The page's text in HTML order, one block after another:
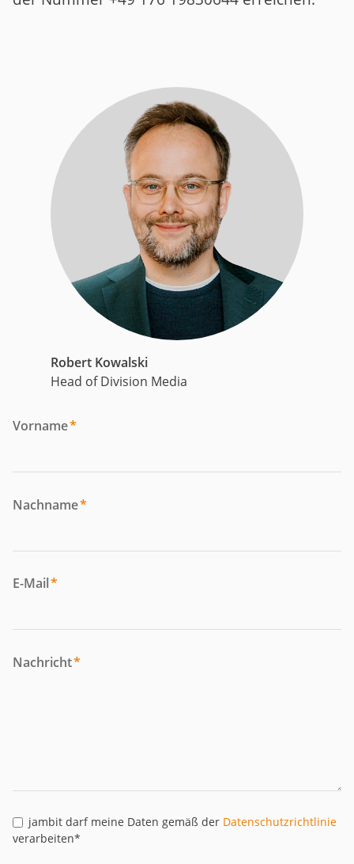
Robert Kowalski
Head of Division Media
Vorname*
Nachname*
E-Mail*
Nachricht*
jambit darf meine Daten gemäß der Datenschutzrichtlinie
verarbeiten*